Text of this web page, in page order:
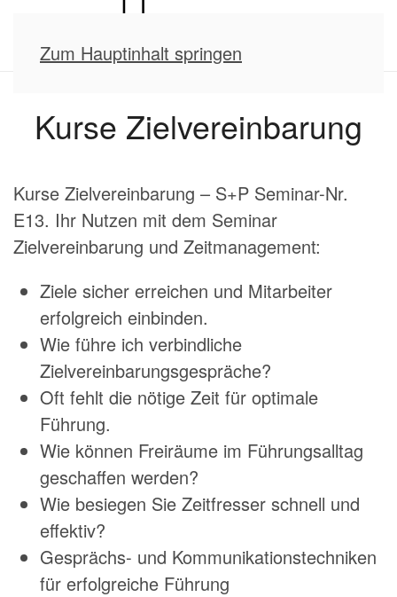
Zum Hauptinhalt springen
Kurse Zielvereinbarung
Kurse Zielvereinbarung – S+P Seminar-Nr.
E13. Ihr Nutzen mit dem Seminar
Zielvereinbarung und Zeitmanagement:
Ziele sicher erreichen und Mitarbeiter
erfolgreich einbinden.
Wie führe ich verbindliche
Zielvereinbarungsgespräche?
Oft fehlt die nötige Zeit für optimale
Führung.
Wie können Freiräume im Führungsalltag
geschaffen werden?
Wie besiegen Sie Zeitfresser schnell und
effektiv?
Gesprächs- und Kommunikationstechniken
für erfolgreiche Führung